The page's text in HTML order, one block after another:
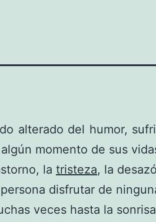
alterado del humor,
momento de sus
la tristeza, la
disfrutar de
veces hasta la